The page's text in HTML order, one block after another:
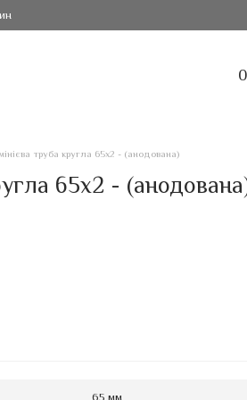
труба кругла 65х2 - (анодована)
65х2 -
65 мм